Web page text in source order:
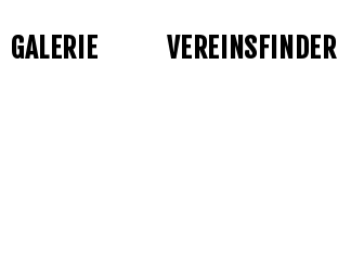
GALERIE VEREINSFINDER